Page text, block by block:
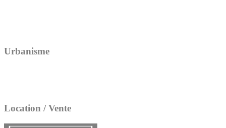
Urbanisme
Location / Vente